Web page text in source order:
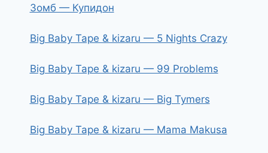
Зомб — Купидон
Big Baby Tape & kizaru — 5 Nights Crazy
Big Baby Tape & kizaru — 99 Problems
Big Baby Tape & kizaru — Big Tymers
Big Baby Tape & kizaru — Mama Makusa